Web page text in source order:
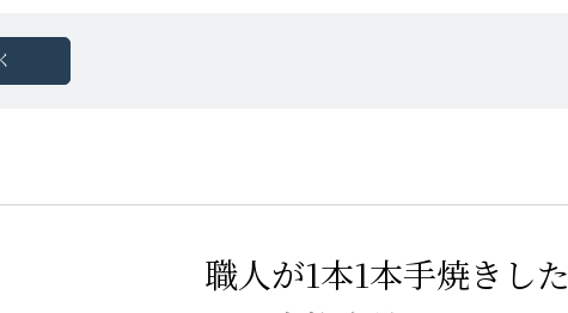
職人が1本1本手焼きした